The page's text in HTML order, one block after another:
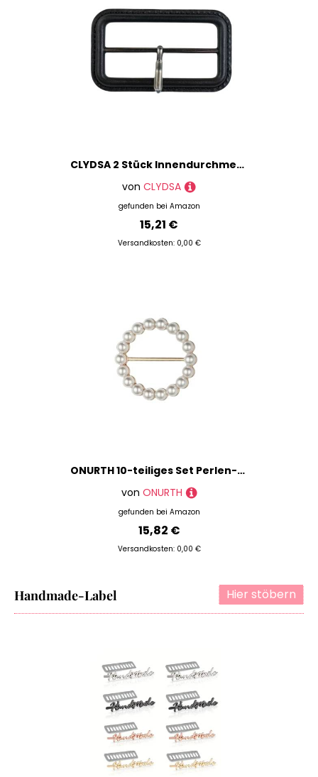
CLYDSA 2 Stück Innendurchmesser 60 mm Gürtelschnallen-Set mit echtem Lederbezug, Windbreaker-Gürtelverschluss, Braun, Schwarz, für Mantel, Rucksack, DIY-Halsbandzubehör für Haustiere
von CLYDSA
gefunden bei Amazon
15,21 €
Versandkosten: 0,00 €
ONURTH 10-teiliges Set Perlen-Strass-Seidenschal-Ring, T-Shirt-Krawattenklammern für Damen, Gürtelschnalle zum Basteln, Bund, Schiebeschnalle aus Metall
von ONURTH
gefunden bei Amazon
15,82 €
Versandkosten: 0,00 €
Hier stöbern
Handmade-Label